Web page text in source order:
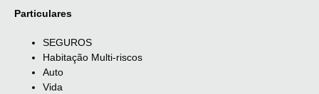
Particulares
SEGUROS
Habitação Multi-riscos
Auto
Vida